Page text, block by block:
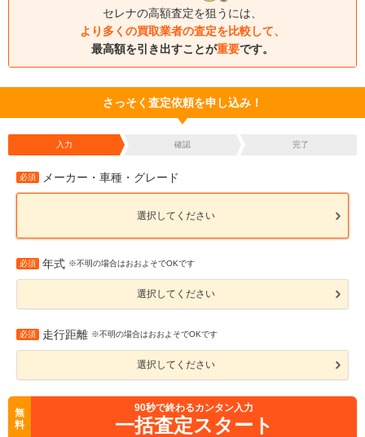
セレナの高額査定を狙うには、
より多くの買取業者の査定を比較して、
最高額を引き出すことが重要です。
さっそく査定依頼を申し込み！
入力 確認 完了
必須 メーカー・車種・グレード
選択してください
必須 年式 ※不明の場合はおおよそでOKです
選択してください
必須 走行距離 ※不明の場合はおおよそでOKです
選択してください
無
料
90秒で終わるカンタン入力
一括査定スタート